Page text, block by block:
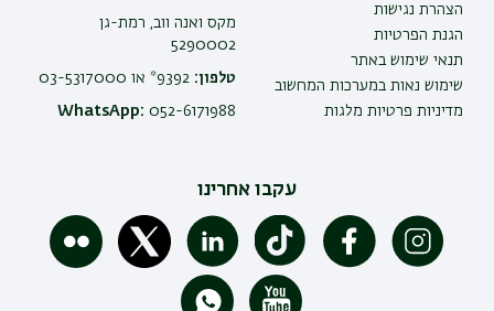
הצהרת נגישות
הגנת הפרטיות
תנאי שימוש באתר
שימוש נאות במערכות המחשוב
מדיניות פרטיות מלגות
מקס ואנה ווב, רמת-גן
5290002
טלפון:
WhatsApp: 052-6171988
עקבו אחרינו